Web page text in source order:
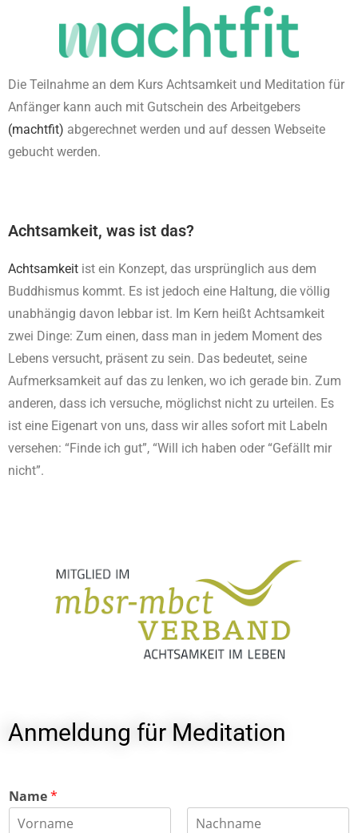
Die Teilnahme an dem Kurs Achtsamkeit und Meditation für
Anfänger kann auch mit Gutschein des Arbeitgebers
(machtfit) abgerechnet werden und auf dessen Webseite
gebucht werden.
Achtsamkeit, was ist das?
Achtsamkeit ist ein Konzept, das ursprünglich aus dem
Buddhismus kommt. Es ist jedoch eine Haltung, die völlig
unabhängig davon lebbar ist. Im Kern heißt Achtsamkeit
zwei Dinge: Zum einen, dass man in jedem Moment des
Lebens versucht, präsent zu sein. Das bedeutet, seine
Aufmerksamkeit auf das zu lenken, wo ich gerade bin. Zum
anderen, dass ich versuche, möglichst nicht zu urteilen. Es
ist eine Eigenart von uns, dass wir alles sofort mit Labeln
versehen: “Finde ich gut”, “Will ich haben oder “Gefällt mir
nicht”.
Anmeldung für Meditation
Name*